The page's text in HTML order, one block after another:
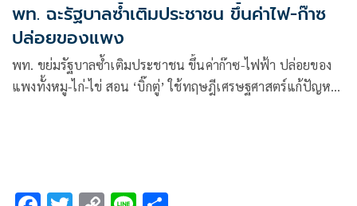
พท. ฉะรัฐบาลซ้ำเติมประชาชน ขึ้นค่าไฟ-ก๊าซ
ปล่อยของแพง
พท. ขย่มรัฐบาลซ้ำเติมประชาชน ขึ้นค่าก๊าซ-ไฟฟ้า ปล่อยของ
แพงทั้งหมู-ไก่-ไข่ สอน ‘บิ๊กตู่’ ใช้ทฤษฎีเศรษฐศาสตร์แก้ปัญหา